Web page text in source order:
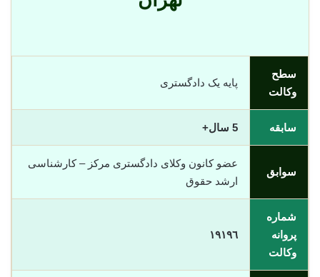
سطح
وکالت
پایه یک دادگستری
سابقه 5 سال+
سوابق
عضو کانون وکلای دادگستری مرکز – کارشناسی
ارشد حقوق
شماره
پروانه
وکالت
١٩١٩٦